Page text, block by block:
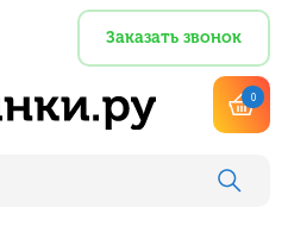
Заказать звонок
0